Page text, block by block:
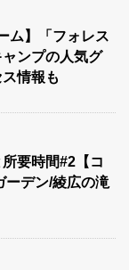
ム】「フォレス
ャンプの人気グ
情報も
所要時間#2【コ
ーデン/綾広の滝